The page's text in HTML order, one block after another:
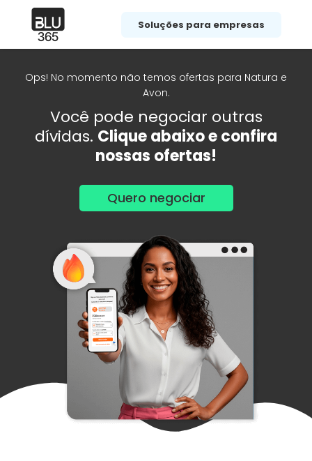
Soluções para empresas
Ops! No momento não temos ofertas para Natura e
Avon.
Você pode negociar outras
dívidas. Clique abaixo e confira
nossas ofertas!
Quero negociar